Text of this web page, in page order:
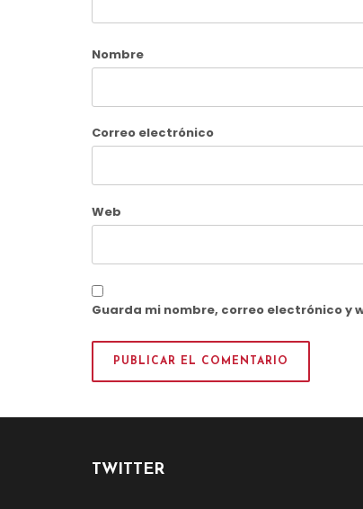
Nombre
Correo electrónico
Web
Guarda mi nombre, correo electrónico y
TWITTER